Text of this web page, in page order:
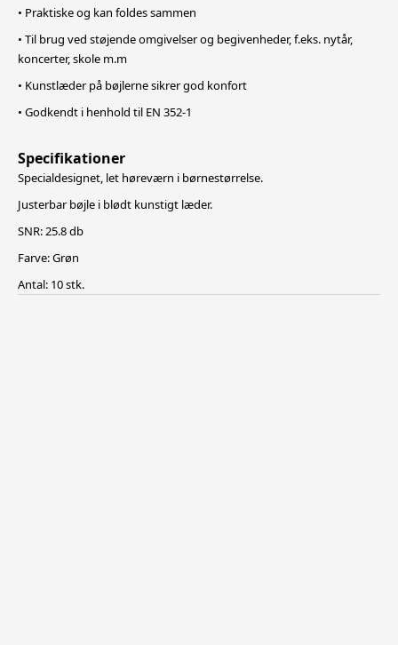
• Praktiske og kan foldes sammen
• Til brug ved støjende omgivelser og begivenheder, f.eks. nytår,
koncerter, skole m.m
• Kunstlæder på bøjlerne sikrer god konfort
• Godkendt i henhold til EN 352-1
Specifikationer
Specialdesignet, let høreværn i børnestørrelse.
Justerbar bøjle i blødt kunstigt læder.
SNR: 25.8 db
Farve: Grøn
Antal: 10 stk.